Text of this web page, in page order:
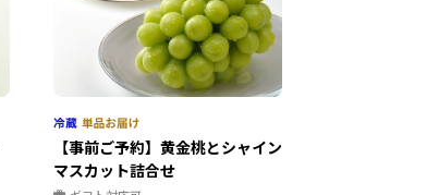
【事前ご予約】黄金桃とシャイン
マスカット詰合せ